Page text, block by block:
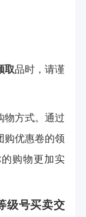
取品时，请谨
物方式。通过
购优惠卷的领
购物更加实
级号买卖交